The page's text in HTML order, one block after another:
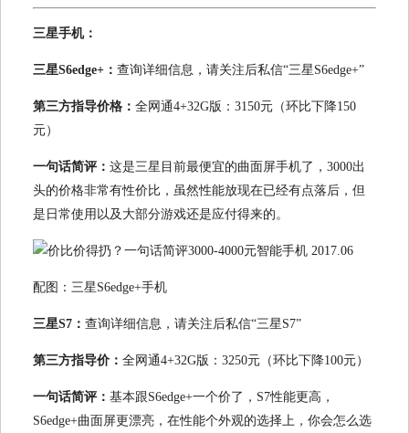
三星手机：
三星S6edge+： 查询详细信息，请关注后私信“三星S6edge+”
第三方指导价格： 全网通4+32G版：3150元（环比下降150
元）
一句话简评： 这是三星目前最便宜的曲面屏手机了，3000出
头的价格非常有性价比，虽然性能放现在已经有点落后，但
是日常使用以及大部分游戏还是应付得来的。
配图：三星S6edge+手机
三星S7： 查询详细信息，请关注后私信“三星S7”
第三方指导价： 全网通4+32G版：3250元（环比下降100元）
一句话简评： 基本跟S6edge+一个价了，S7性能更高，
S6edge+曲面屏更漂亮，在性能个外观的选择上，你会怎么选